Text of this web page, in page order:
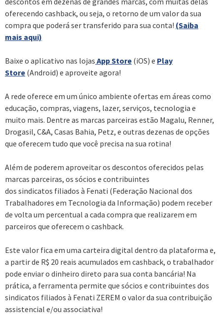
oferecendo cashback, ou seja, o retorno de um valor da sua
compra que poderá ser transferido para sua conta! (Saiba
mais aqui)
Baixe o aplicativo nas lojas App Store (iOS) e Play
Store (Android) e aproveite agora!
A rede oferece em um único ambiente ofertas em áreas como
educação, compras, viagens, lazer, serviços, tecnologia e
muito mais. Dentre as marcas parceiras estão Magalu, Renner,
Drogasil, C&A, Casas Bahia, Petz, e outras dezenas de opções
que oferecem tudo que você precisa na sua rotina!
Além de poderem aproveitar os descontos oferecidos pelas
marcas parceiras, os sócios e contribuintes
dos sindicatos filiados à Fenati (Federação Nacional dos
Trabalhadores em Tecnologia da Informação) podem receber
de volta um percentual a cada compra que realizarem em
parceiros que oferecem o cashback.
Este valor fica em uma carteira digital dentro da plataforma e,
a partir de R$ 20 reais acumulados em cashback, o trabalhador
pode enviar o dinheiro direto para sua conta bancária! Na
prática, a ferramenta permite que sócios e contribuintes dos
sindicatos filiados à Fenati ZEREM o valor da sua contribuição
assistencial e/ou associativa!